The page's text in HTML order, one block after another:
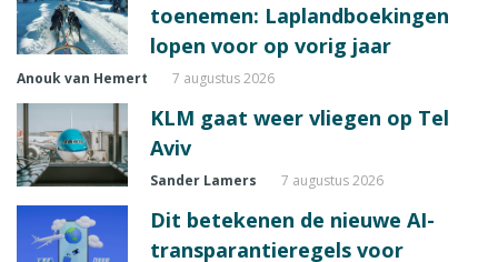
toenemen: Laplandboekingen
lopen voor op vorig jaar
Anouk van Hemert 7 augustus 2026
KLM gaat weer vliegen op Tel
Aviv
Sander Lamers 7 augustus 2026
Dit betekenen de nieuwe AI-
transparantieregels voor